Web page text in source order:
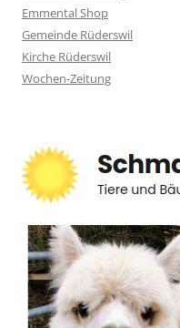
Emmental Shop
Gemeinde Rüderswil
Kirche Rüderswil
Wochen-Zeitung